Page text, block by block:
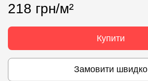
218 грн/м²
Купити
Замовити швидко